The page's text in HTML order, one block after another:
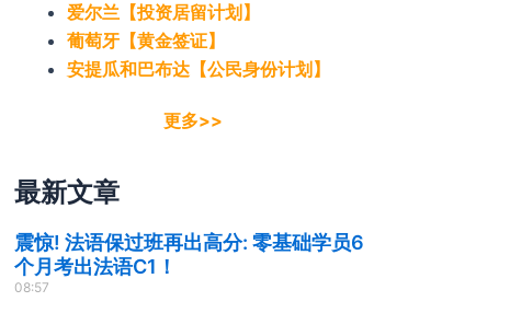
爱尔兰【投资居留计划】
葡萄牙【黄金签证】
安提瓜和巴布达【公民身份计划】
更多>>
最新文章
震惊! 法语保过班再出高分: 零基础学员6
个月考出法语C1！
08:57